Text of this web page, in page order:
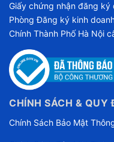
Giấy chứng nhận đăng
Phòng Đăng ký kinh
Chính Thành Phố Hà Nội
CHÍNH SÁCH & QUY
Chính Sách Bảo Mật